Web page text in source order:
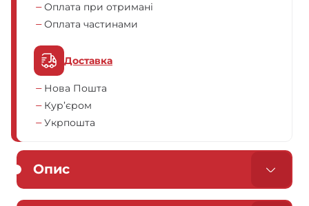
Оплата при отримані
Оплата частинами
Доставка
Нова Пошта
Кур’єром
Укрпошта
Опис